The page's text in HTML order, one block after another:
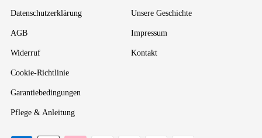
Datenschutzerklärung
AGB
Widerruf
Cookie-Richtlinie
Garantiebedingungen
Pflege & Anleitung
Unsere Geschichte
Impressum
Kontakt